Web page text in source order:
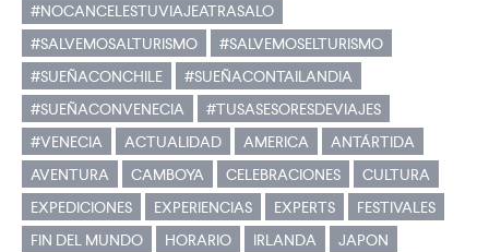
#NOCANCELESTUVIAJEATRASALO
#SALVEMOSALTURISMO
#SALVEMOSELTURISMO
#SUEÑACONCHILE
#SUEÑACONTAILANDIA
#SUEÑACONVENECIA
#TUSASESORESDEVIAJES
#VENECIA
ACTUALIDAD AMERICA
ANTÁRTIDA
AVENTURA
CAMBOYA CELEBRACIONES
CULTURA
EXPEDICIONES
EXPERIENCIAS EXPERTS
FESTIVALES
FIN DEL MUNDO
HORARIO IRLANDA
JAPON